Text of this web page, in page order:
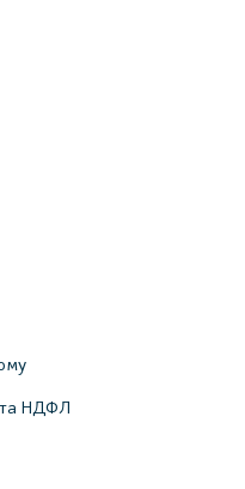
Просвещения,
НДФЛ